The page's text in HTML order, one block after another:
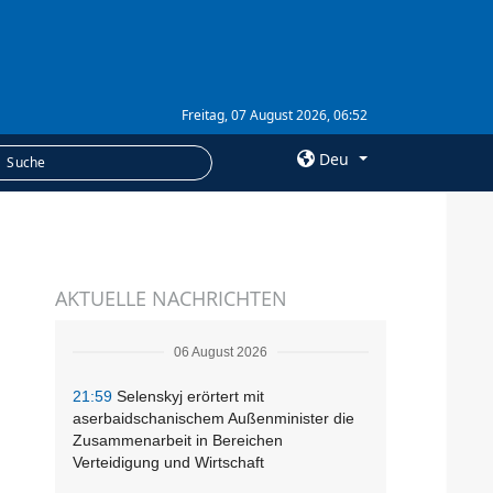
Freitag, 07 August 2026, 06:52
Deu
Abonnement
AKTUELLE NACHRICHTEN
06 August 2026
21:59 Selenskyj erörtert mit
aserbaidschanischem Außenminister die
Zusammenarbeit in Bereichen
Verteidigung und Wirtschaft